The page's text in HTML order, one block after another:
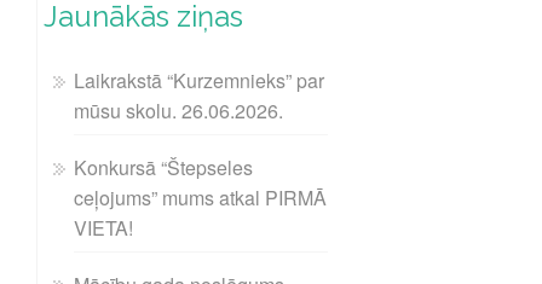
Jaunākās ziņas
Laikrakstā “Kurzemnieks” par
mūsu skolu. 26.06.2026.
Konkursā “Štepseles
ceļojums” mums atkal PIRMĀ
VIETA!